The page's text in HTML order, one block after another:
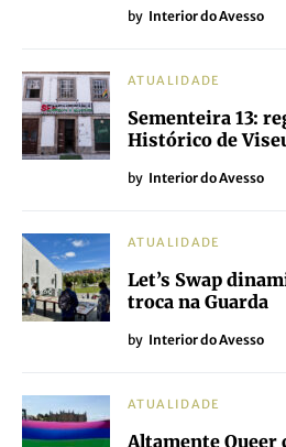
by Interior do Avesso
ATUALIDADE
Sementeira 13:
Histórico de
by Interior do Avesso
ATUALIDADE
Let’s Swap
troca na Guarda
by Interior do Avesso
ATUALIDADE
Altamente Queer